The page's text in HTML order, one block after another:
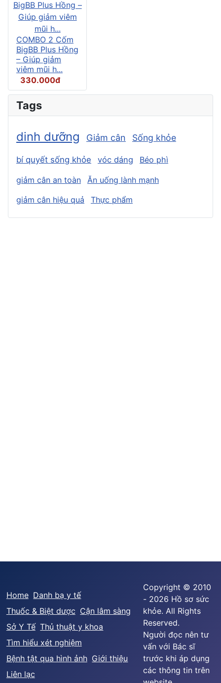
COMBO 2 Cốm
BigBB Plus Hồng
– Giúp giảm
viêm mũi h...
330.000đ
Tags
dinh dưỡng Giảm cân Sống khỏe
bí quyết sống khỏe vóc dáng Béo phì
giảm cân an toàn
Ăn uống lành mạnh
giảm cân hiệu quả
Thực phẩm
Home Danh bạ y tế
Thuốc & Biệt dược Cận lâm sàng
Sở Y Tế Thủ thuật y khoa
Tìm hiểu xét nghiệm
Bệnh tật qua hình ảnh Giới thiệu
Liên lạc
Copyright © 2010
- 2026 Hồ sơ sức
khỏe. All Rights
Reserved.
Người đọc nên tư
vấn với Bác sĩ
trước khi áp dụng
các thông tin trên